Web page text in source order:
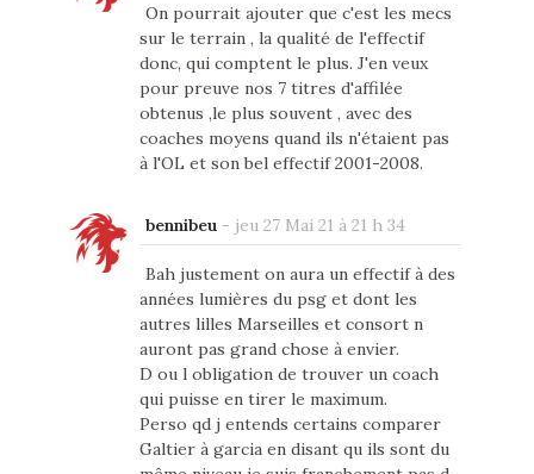
On pourrait ajouter que c'est les mecs
sur le terrain , la qualité de l'effectif
donc, qui comptent le plus. J'en veux
pour preuve nos 7 titres d'affilée
obtenus ,le plus souvent , avec des
coaches moyens quand ils n'étaient pas
à l'OL et son bel effectif 2001-2008.
bennibeu - jeu 27 Mai 21 à 21 h 34
Bah justement on aura un effectif à des
années lumières du psg et dont les
autres lilles Marseilles et consort n
auront pas grand chose à envier.
D ou l obligation de trouver un coach
qui puisse en tirer le maximum.
Perso qd j entends certains comparer
Galtier à garcia en disant qu ils sont du